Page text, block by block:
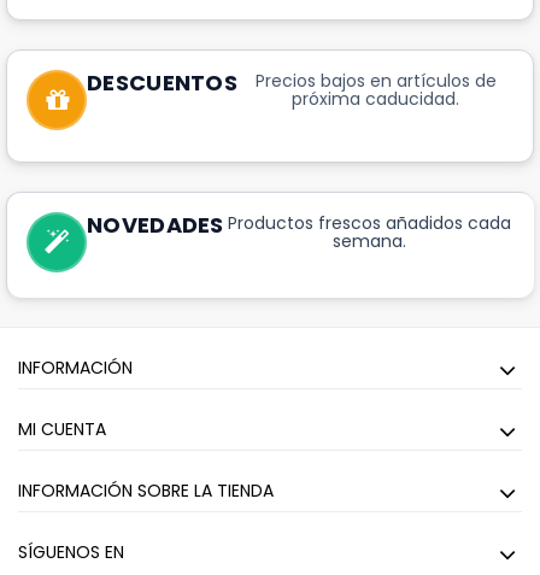
DESCUENTOS Precios bajos en artículos de
próxima caducidad.
NOVEDADES Productos frescos añadidos cada
semana.
INFORMACIÓN
MI CUENTA
INFORMACIÓN SOBRE LA TIENDA
SÍGUENOS EN